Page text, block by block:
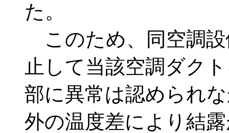
た。
このため、同空調
止して当該空調ダク
部に異常は認められ
外の温度差により結